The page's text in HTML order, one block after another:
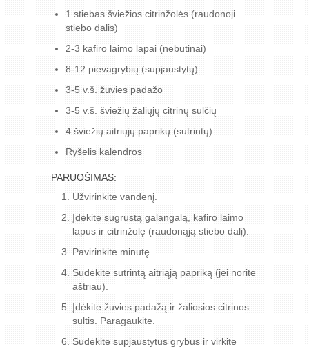
1 stiebas šviežios citrinžolės (raudonoji
stiebo dalis)
2-3 kafiro laimo lapai (nebūtinai)
8-12 pievagrybių (supjaustytų)
3-5 v.š. žuvies padažo
3-5 v.š. šviežių žaliųjų citrinų sulčių
4 šviežių aitriųjų paprikų (sutrintų)
Ryšelis kalendros
PARUOŠIMAS:
Užvirinkite vandenį.
Įdėkite sugrūstą galangalą, kafiro laimo
lapus ir citrinžolę (raudonąją stiebo dalį).
Pavirinkite minutę.
Sudėkite sutrintą aitriąją papriką (jei norite
aštriau).
Įdėkite žuvies padažą ir žaliosios citrinos
sultis. Paragaukite.
Sudėkite supjaustytus grybus ir virkite